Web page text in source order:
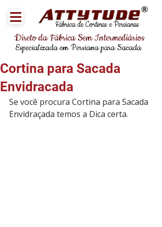
Fábrica de Cortinas e Persianas
®
Direto da Fábrica Sem Intermediários
Especializada em Persiana para Sacada
Cortina para Sacada
Envidracada
Se você procura Cortina para Sacada
Envidraçada temos a Dica certa.